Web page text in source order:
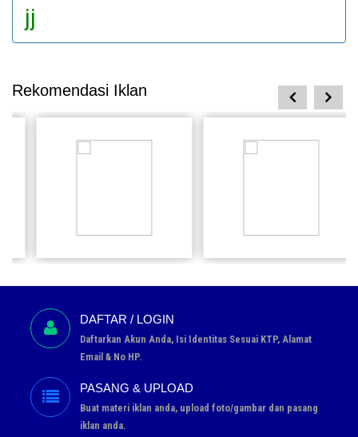
jj
Rekomendasi Iklan prev next
DAFTAR / LOGIN
Daftarkan Akun Anda, Isi Identitas Sesuai KTP, Alamat
Email & No HP.
PASANG & UPLOAD
Buat materi iklan anda, upload foto/gambar dan pasang
iklan anda.